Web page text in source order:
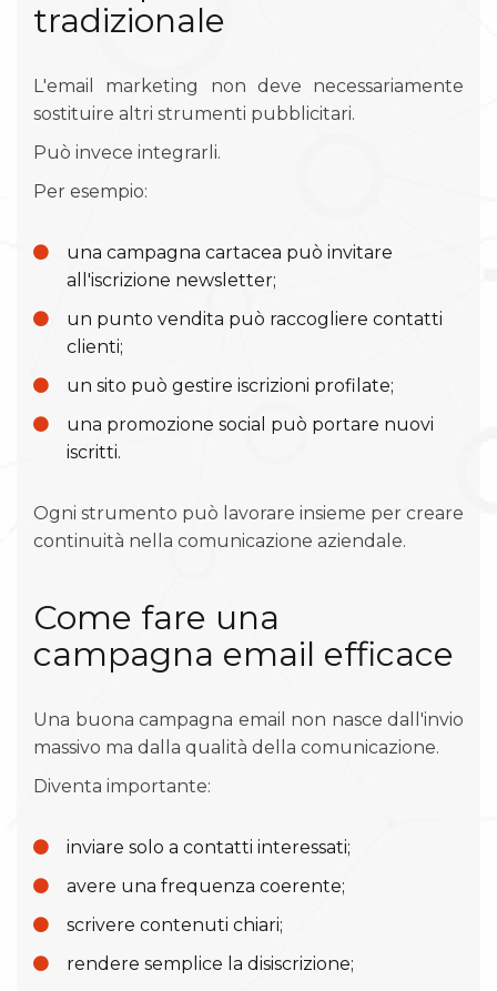
tradizionale
L'email marketing non deve necessariamente
sostituire altri strumenti pubblicitari.
Può invece integrarli.
Per esempio:
una campagna cartacea può invitare
all'iscrizione newsletter;
un punto vendita può raccogliere contatti
clienti;
un sito può gestire iscrizioni profilate;
una promozione social può portare nuovi
iscritti.
Ogni strumento può lavorare insieme per creare
continuità nella comunicazione aziendale.
Come fare una
campagna email efficace
Una buona campagna email non nasce dall'invio
massivo ma dalla qualità della comunicazione.
Diventa importante:
inviare solo a contatti interessati;
avere una frequenza coerente;
scrivere contenuti chiari;
rendere semplice la disiscrizione;